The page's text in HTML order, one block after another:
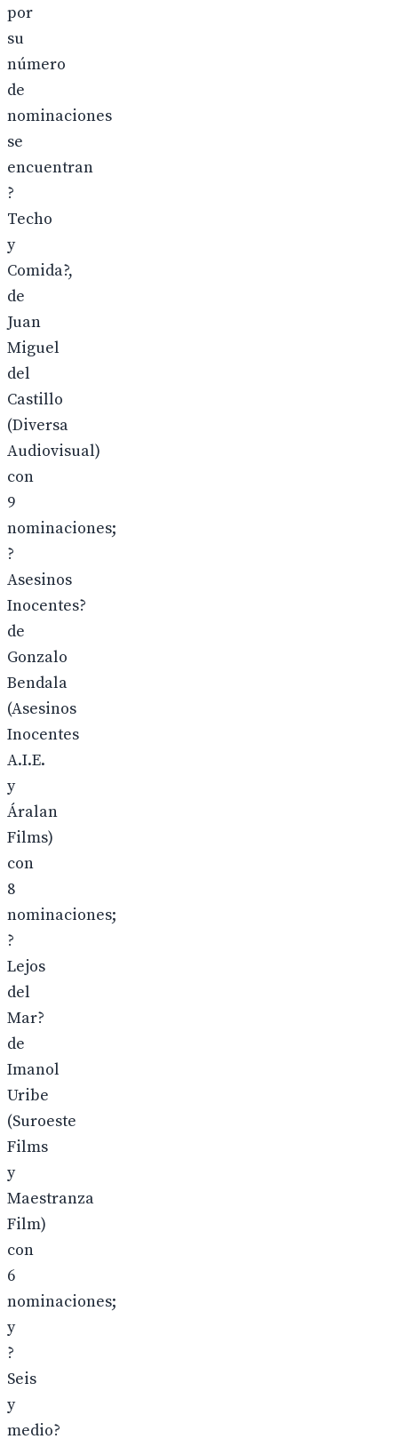
por
su
número
de
nominaciones
se
encuentran
?
Techo
y
Comida?,
de
Juan
Miguel
del
Castillo
(Diversa
Audiovisual)
con
9
nominaciones;
?
Asesinos
Inocentes?
de
Gonzalo
Bendala
(Asesinos
Inocentes
A.I.E.
y
Áralan
Films)
con
8
nominaciones;
?
Lejos
del
Mar?
de
Imanol
Uribe
(Suroeste
Films
y
Maestranza
Film)
con
6
nominaciones;
y
?
Seis
y
medio?